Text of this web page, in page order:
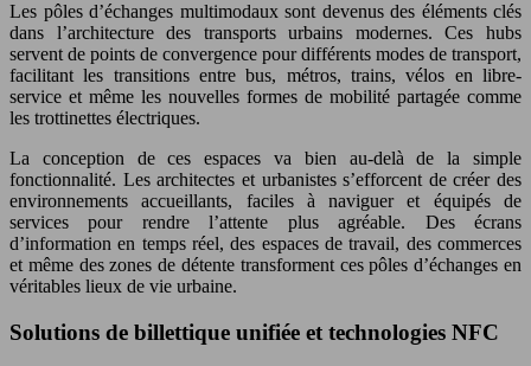
Les pôles d’échanges multimodaux sont devenus des éléments clés
dans l’architecture des transports urbains modernes. Ces hubs
servent de points de convergence pour différents modes de transport,
facilitant les transitions entre bus, métros, trains, vélos en libre-
service et même les nouvelles formes de mobilité partagée comme
les trottinettes électriques.
La conception de ces espaces va bien au-delà de la simple
fonctionnalité. Les architectes et urbanistes s’efforcent de créer des
environnements accueillants, faciles à naviguer et équipés de
services pour rendre l’attente plus agréable. Des écrans
d’information en temps réel, des espaces de travail, des commerces
et même des zones de détente transforment ces pôles d’échanges en
véritables lieux de vie urbaine.
Solutions de billettique unifiée et technologies NFC